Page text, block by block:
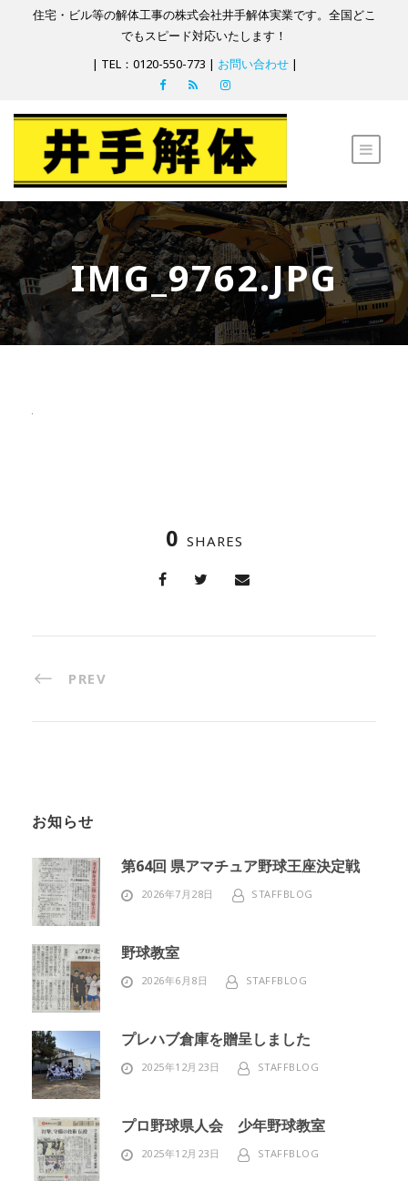
住宅・ビル等の解体工事の株式会社井手解体実業です。全国どこ
でもスピード対応いたします！
| TEL：0120-550-773 | お問い合わせ |
IMG_9762.JPG
0 SHARES
PREV
お知らせ
第64回 県アマチュア野球王座決定戦
2026年7月28日 STAFFBLOG
野球教室
2026年6月8日 STAFFBLOG
プレハブ倉庫を贈呈しました
2025年12月23日 STAFFBLOG
プロ野球県人会 少年野球教室
2025年12月23日 STAFFBLOG